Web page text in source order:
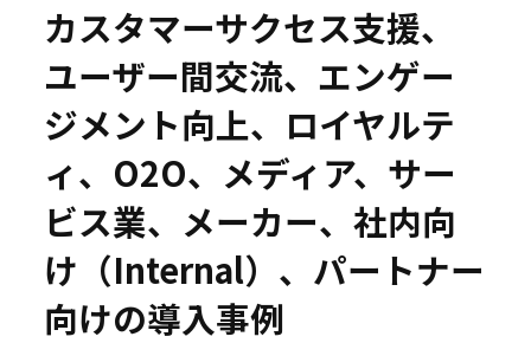
事例
お役立ち情報
カスタマーサクセス支援、
ユーザー間交流、エンゲー
ジメント向上、ロイヤルテ
ィ、O2O、メディア、サー
ビス業、メーカー、社内向
け（Internal）、パートナー
向けの導入事例